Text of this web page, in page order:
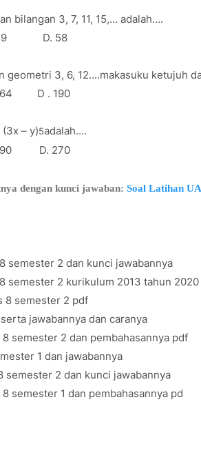
bilangan 3, 7, 11, 15,… adalah….
D. 58
geometri 3, 6, 12....makasuku ketujuh
D . 190
– y)5adalah….
90 D. 270
dengan kunci jawaban: Soal Latihan
semester 2 dan kunci jawabannya
semester 2 kurikulum 2013 tahun 2020
8 semester 2 pdf
jawabannya dan caranya
semester 2 dan pembahasannya pdf
1 dan jawabannya
semester 2 dan kunci jawabannya
semester 1 dan pembahasannya pd